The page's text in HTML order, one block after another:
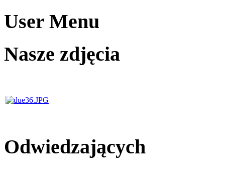
User Menu
Nasze zdjęcia
Odwiedzających